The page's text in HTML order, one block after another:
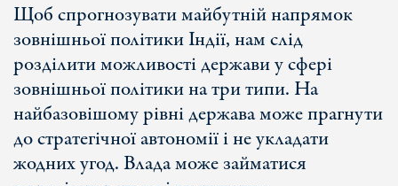
Щоб спрогнозувати майбутній напрямок
зовнішньої політики Індії, нам слід
розділити можливості держави у сфері
зовнішньої політики на три типи. На
найбазовішому рівні держава може прагнути
до стратегічної автономії і не укладати
жодних угод. Влада може займатися